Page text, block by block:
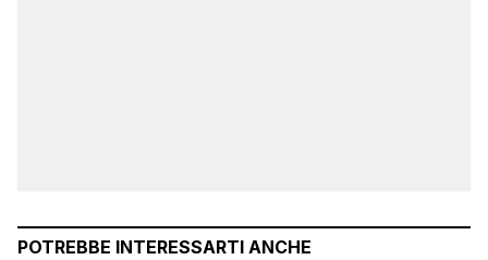
POTREBBE INTERESSARTI ANCHE